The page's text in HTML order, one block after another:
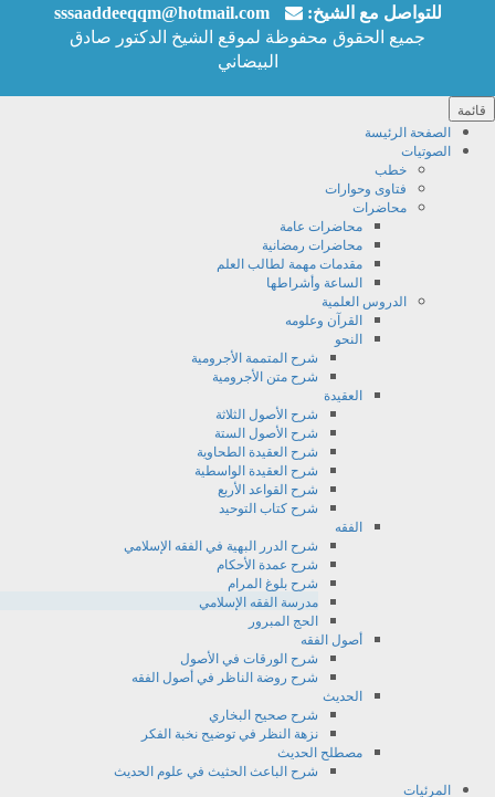
للتواصل مع الشيخ:‬
sssaaddeeqqm@hotmail.com
جميع الحقوق محفوظة لموقع الشيخ الدكتور صادق
البيضاني
قائمة
الصفحة الرئيسة
الصوتيات
خطب
فتاوى وحوارات
محاضرات
محاضرات عامة
محاضرات رمضانية
مقدمات مهمة لطالب العلم
الساعة وأشراطها
الدروس العلمية
القرآن وعلومه
النحو
شرح المتممة الأجرومية
شرح متن الأجرومية
العقيدة
شرح الأصول الثلاثة
شرح الأصول الستة
شرح العقيدة الطحاوية
شرح العقيدة الواسطية
شرح القواعد الأربع
شرح كتاب التوحيد
الفقه
شرح الدرر البهية في الفقه الإسلامي
شرح عمدة الأحكام
شرح بلوغ المرام
مدرسة الفقه الإسلامي
الحج المبرور
أصول الفقه
شرح الورقات في الأصول
شرح روضة الناظر في أصول الفقه
الحديث
شرح صحيح البخاري
نزهة النظر في توضيح نخبة الفكر
مصطلح الحديث
شرح الباعث الحثيث في علوم الحديث
المرئيات